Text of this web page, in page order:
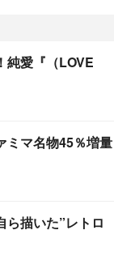
純愛『（LOVE
ミマ名物45％増量
描いた”レトロ